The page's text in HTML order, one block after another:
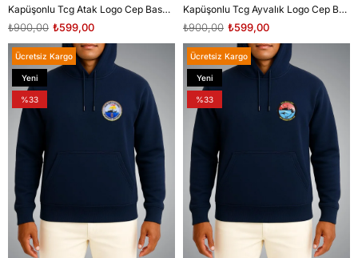
Kapüşonlu Tcg Atak Logo Cep Baskılı Unisex Sweatshirt
₺599,00
₺900,00
Kapüşonlu Tcg Ayvalık Logo Cep Baskılı Unisex Sweatshirt
₺599,00
₺900,00
Ücretsiz Kargo
Yeni
Ürün
%33
Ücretsiz Kargo
Yeni
Ürün
%33